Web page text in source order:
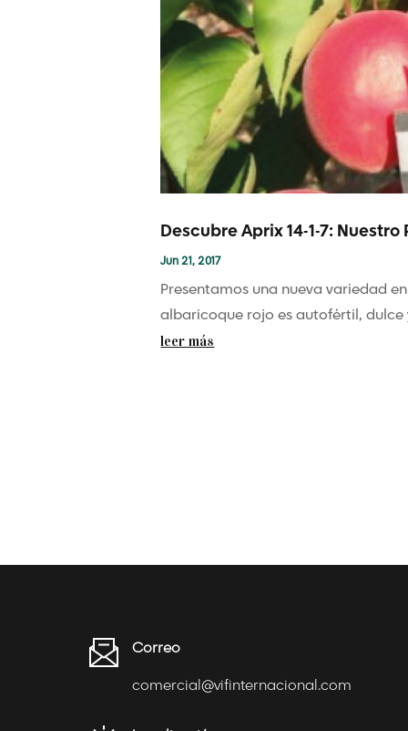
Descubre Aprix 14-1-7:
Jun 21, 2017
Presentamos una nueva variedad
albaricoque rojo es autofértil, dulce
leer más
Correo
comercial@vifinternacional.com